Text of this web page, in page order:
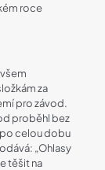
roce
za
pro závod.
proběhl bez
celou dobu
„Ohlasy
těšit na